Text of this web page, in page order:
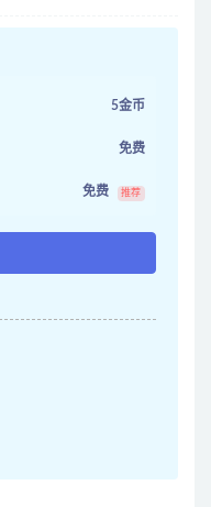
5金币
免费
免费 推荐